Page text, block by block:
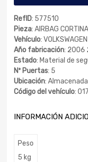
RefID: 577510
Pieza: AIRBAG
Vehículo:
Año fabricación: 2006
Estado: Material de
Nº Puertas: 5
Ubicación: Almacenada
Código del vehículo:
INFORMACIÓN
Peso
5 kg